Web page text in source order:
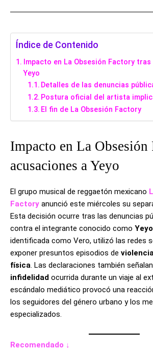
Índice de Contenido
Impacto en La Obsesión Factory
Yeyo
Detalles de las denuncias
Postura oficial del artista
El fin de La Obsesión Factory
Impacto en La Obsesión
acusaciones a Yeyo
El grupo musical de reggaetón mexicano
Factory anunció este miércoles su
Esta decisión ocurre tras las denuncias
contra el integrante conocido como Yeyo
identificada como Vero, utilizó las redes
exponer presuntos episodios de
física. Las declaraciones también
infidelidad ocurrida durante un viaje al
escándalo mediático provocó una
los seguidores del género urbano y los
especializados.
Recomendado ↓